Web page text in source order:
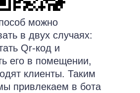
можно
в двух случаях:
Qr-код и
его в помещении,
клиенты. Таким
привлекаем в бота